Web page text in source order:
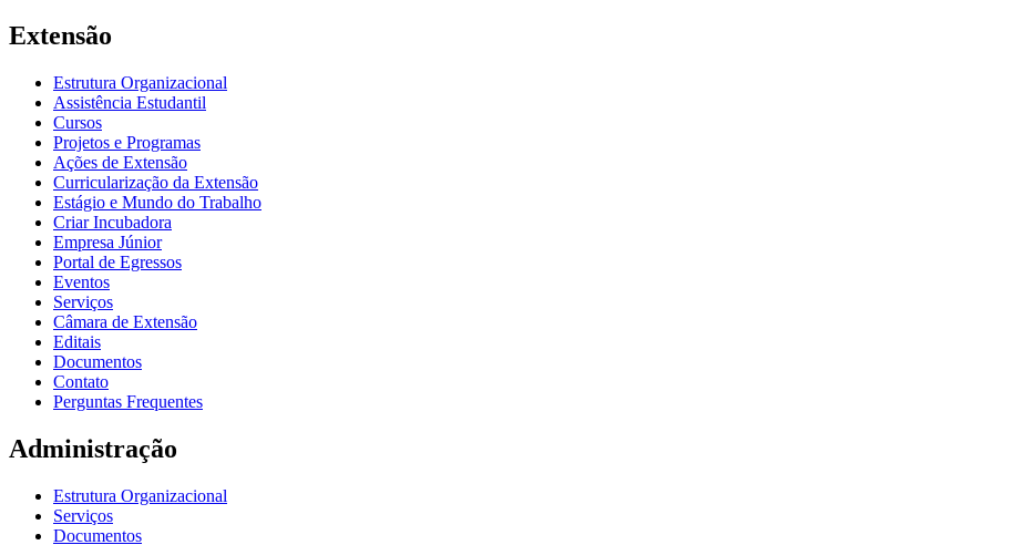
Extensão
Estrutura Organizacional
Assistência Estudantil
Cursos
Projetos e Programas
Ações de Extensão
Curricularização da Extensão
Estágio e Mundo do Trabalho
Criar Incubadora
Empresa Júnior
Portal de Egressos
Eventos
Serviços
Câmara de Extensão
Editais
Documentos
Contato
Perguntas Frequentes
Administração
Estrutura Organizacional
Serviços
Documentos